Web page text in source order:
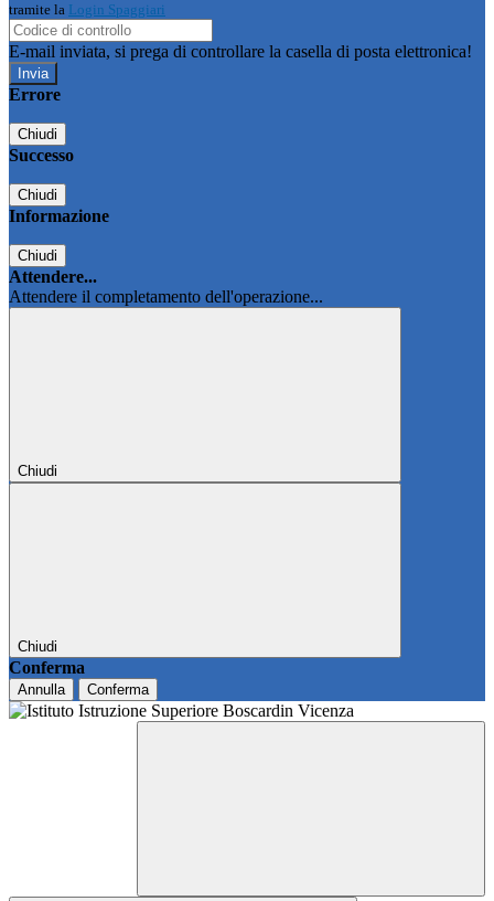
tramite la Login Spaggiari
E-mail inviata, si prega di controllare la casella di posta elettronica!
Errore
Chiudi
Successo
Chiudi
Informazione
Chiudi
Attendere...
Attendere il completamento dell'operazione...
Chiudi
Chiudi
Conferma
Annulla Conferma